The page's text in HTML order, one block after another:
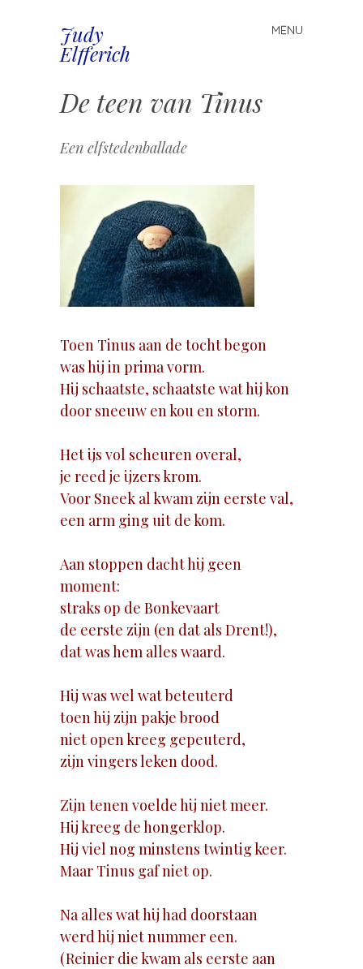
Judy
Elfferich
MENU
Spring
naar
De teen van Tinus
Een elfstedenballade
Toen Tinus aan de tocht begon
was hij in prima vorm.
Hij schaatste, schaatste wat hij kon
door sneeuw en kou en storm.
Het ijs vol scheuren overal,
je reed je ijzers krom.
Voor Sneek al kwam zijn eerste val,
een arm ging uit de kom.
Aan stoppen dacht hij geen
moment:
straks op de Bonkevaart
de eerste zijn (en dat als Drent!),
dat was hem alles waard.
Hij was wel wat beteuterd
toen hij zijn pakje brood
niet open kreeg gepeuterd,
zijn vingers leken dood.
Zijn tenen voelde hij niet meer.
Hij kreeg de hongerklop.
Hij viel nog minstens twintig keer.
Maar Tinus gaf niet op.
Na alles wat hij had doorstaan
werd hij niet nummer een.
(Reinier die kwam als eerste aan